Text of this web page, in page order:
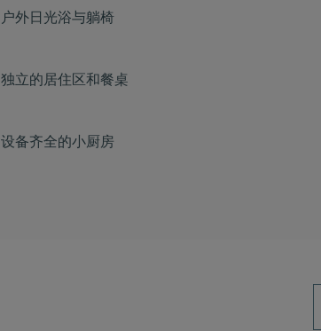
户外日光浴与躺椅
独立的居住区和餐桌
设备齐全的小厨房